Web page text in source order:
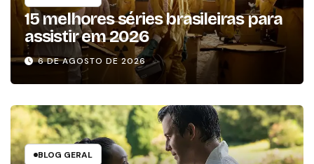
15 melhores séries brasileiras para
assistir em 2026
6 DE AGOSTO DE 2026
BLOG GERAL